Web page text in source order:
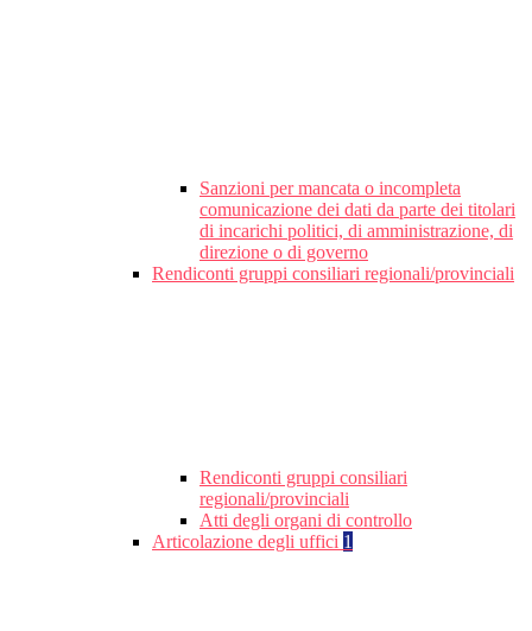
Sanzioni per mancata o incompleta
comunicazione dei dati da parte dei titolari
di incarichi politici, di amministrazione, di
direzione o di governo
Rendiconti gruppi consiliari regionali/provinciali
Rendiconti gruppi consiliari
regionali/provinciali
Atti degli organi di controllo
Articolazione degli uffici 1